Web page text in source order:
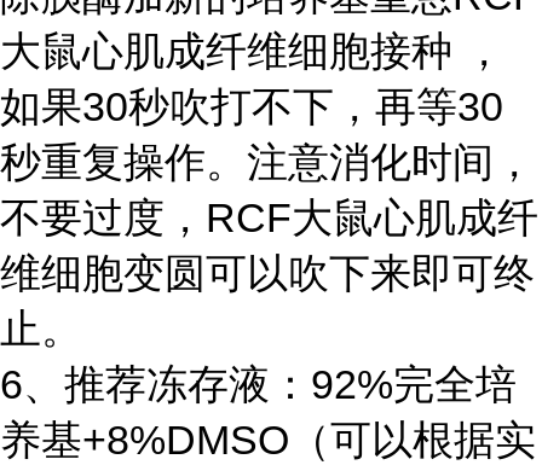
大鼠心肌成纤维细胞接种 ，
如果30秒吹打不下，再等30
秒重复操作。注意消化时间，
不要过度，RCF大鼠心肌成纤
维细胞变圆可以吹下来即可终
止。
6、推荐冻存液：92%完全培
养基+8%DMSO（可以根据实